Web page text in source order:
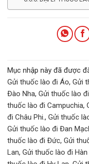
Mục nhập này đã được
Gửi thuốc lào đi Áo, Gửi
Đào Nha, Gửi thuốc lào
thuốc lào đi Campuchia,
đi Châu Phi. , Gửi thuốc
Gửi thuốc lào đi Đan
thuốc lào đi Đức, Gửi
Lan, Gửi thuốc lào đi